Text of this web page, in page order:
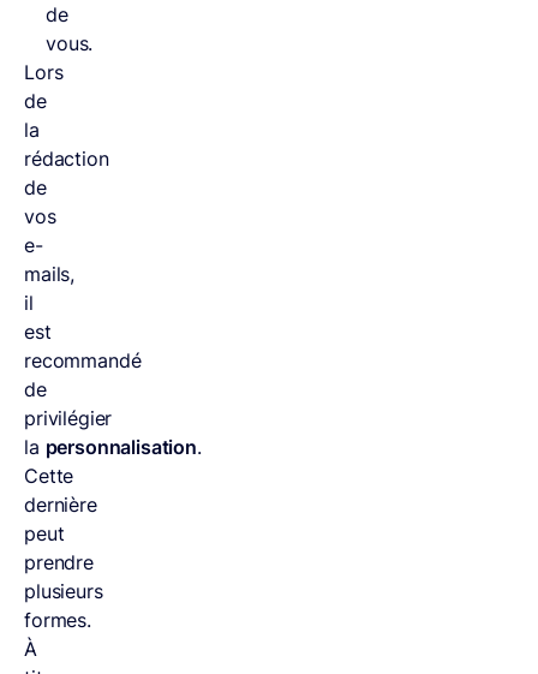
de
vous.
Lors
de
la
rédaction
de
vos
e-
mails,
il
est
recommandé
de
privilégier
la personnalisation.
Cette
dernière
peut
prendre
plusieurs
formes.
À